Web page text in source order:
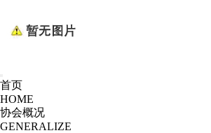
首页
HOME
协会概况
GENERALIZE